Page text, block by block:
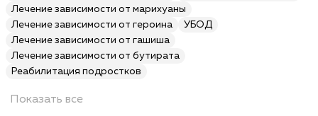
Лечение зависимости от марихуаны
Лечение зависимости от героина
УБОД
Лечение зависимости от гашиша
Лечение зависимости от бутирата
Реабилитация подростков
Показать все